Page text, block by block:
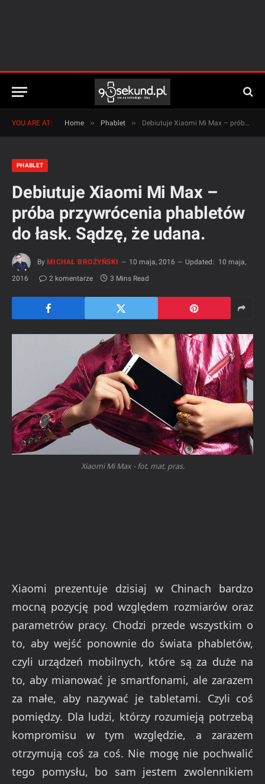
YOU ARE AT: Home » Phablet » Debiutuje Xiaomi Mi Max – próba przywrócenia phabletów do łask. Sądzę, że udana.
PHABLET
Debiutuje Xiaomi Mi Max –
próba przywrócenia phabletów
do łask. Sądzę, że udana.
By MICHAŁ BROŻYŃSKI 10 maja, 2016 Updated:
10 maja,
2016
2 komentarze 3 Mins Read
Xiaomi Mi Max - fot. mat. pras.
Xiaomi prezentuje dzisiaj w Chinach bardzo
mocną pozycję pod względem rozmiarów oraz
parametrów pracy. Chodzi przede wszystkim o
to, aby wejść ponownie do świata phabletów,
czyli urządzeń mobilnych, które są za duże na
to, aby mianować je smartfonami, ale zarazem
za małe, aby nazywać je tabletami. Czyli coś
pomiędzy. Dla ludzi, którzy rozumieją potrzebą
kompromisu w tym względzie, a zarazem
otrzymują coś za coś. Nie mogę nie pochwalić
tego pomysłu, bo sam jestem zwolennikiem